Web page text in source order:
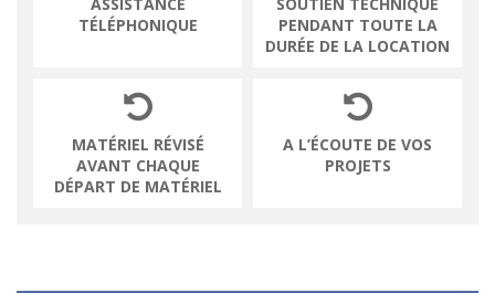
TÉLÉPHONIQUE
PENDANT TOUTE LA
DURÉE DE LA LOCATION
MATÉRIEL RÉVISÉ
AVANT CHAQUE
DÉPART DE MATÉRIEL
A L’ÉCOUTE DE VOS
PROJETS